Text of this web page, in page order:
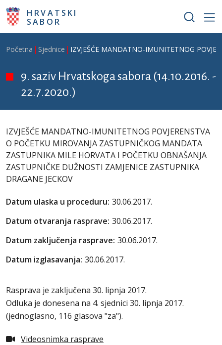
Skoči na glavni sadržaj
HRVATSKI
SABOR
Breadcrumb
Početna Sjednice IZVJEŠĆE MANDATNO-IMUNITETNOG
9. saziv Hrvatskoga sabora (14.10.2016. -
22.7.2020.)
IZVJEŠĆE MANDATNO-IMUNITETNOG POVJERENSTVA
O POČETKU MIROVANJA ZASTUPNIČKOG MANDATA
ZASTUPNIKA MILE HORVATA I POČETKU OBNAŠANJA
ZASTUPNIČKE DUŽNOSTI ZAMJENICE ZASTUPNIKA
DRAGANE JECKOV
Datum ulaska u proceduru: 30.06.2017.
Datum otvaranja rasprave: 30.06.2017.
Datum zaključenja rasprave: 30.06.2017.
Datum izglasavanja: 30.06.2017.
Rasprava je zaključena 30. lipnja 2017.
Odluka je donesena na 4. sjednici 30. lipnja 2017.
(jednoglasno, 116 glasova "za").
Videosnimka rasprave